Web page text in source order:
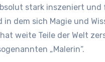
stark inszeniert
dem sich Magie und
weite Teile der Welt
„Malerin“.